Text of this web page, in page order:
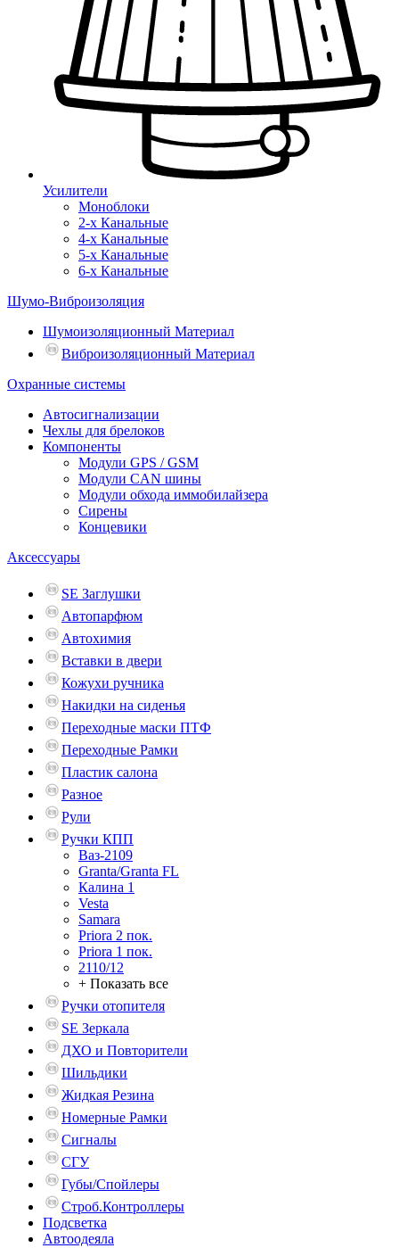
Усилители
Моноблоки
2-х Канальные
4-х Канальные
5-х Канальные
6-х Канальные
Шумо-Виброизоляция
Шумоизоляционный Материал
Виброизоляционный Материал
Охранные системы
Автосигнализации
Чехлы для брелоков
Компоненты
Модули GPS / GSM
Модули CAN шины
Модули обхода иммобилайзера
Сирены
Концевики
Аксессуары
SE Заглушки
Автопарфюм
Автохимия
Вставки в двери
Кожухи ручника
Накидки на сиденья
Переходные маски ПТФ
Переходные Рамки
Пластик салона
Разное
Рули
Ручки КПП
Ваз-2109
Granta/Granta FL
Калина 1
Vesta
Samara
Priora 2 пок.
Priora 1 пок.
2110/12
+ Показать все
Ручки отопителя
SE Зеркала
ДХО и Повторители
Шильдики
Жидкая Резина
Номерные Рамки
Сигналы
СГУ
Губы/Спойлеры
Строб.Контроллеры
Подсветка
Автоодеяла